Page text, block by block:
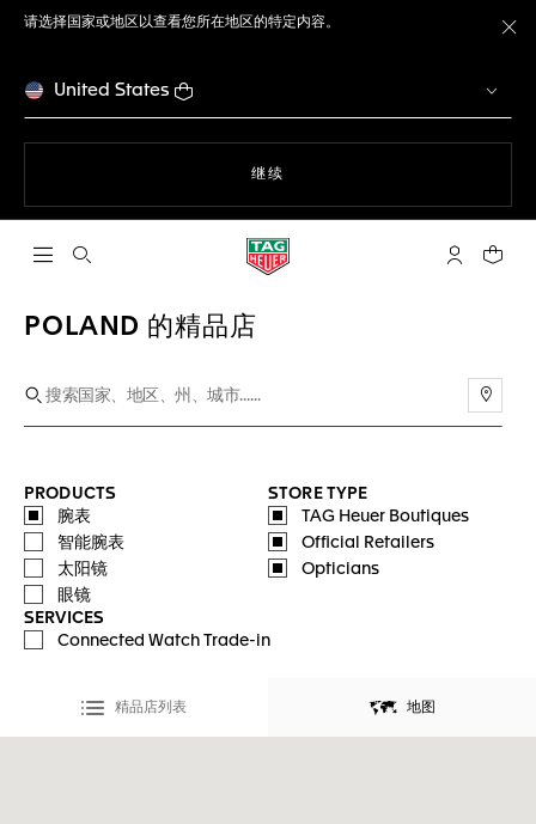
请选择国家或地区以查看您所在地区的特定内容。
United States
继续
打开搜索 My TAG您的
POLAND 的精品店
PRODUCTS
腕表
智能腕表
太阳镜
眼镜
STORE TYPE
TAG Heuer Boutiques
Official Retailers
Opticians
SERVICES
Connected Watch Trade-in
精品店列表 地图